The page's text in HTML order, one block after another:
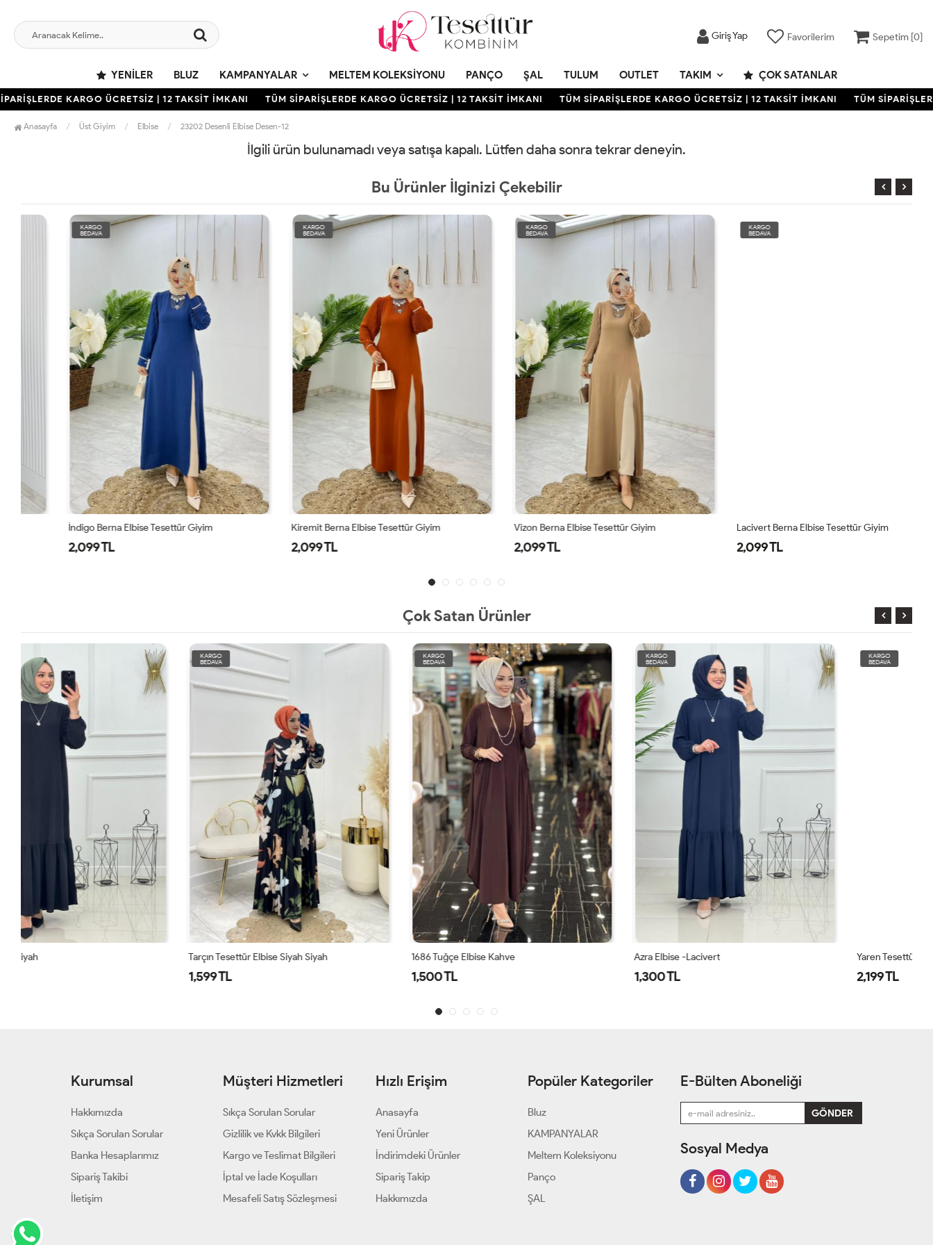
Giriş Yap Favorilerim Sepetim [0]
YENILER BLUZ KAMPANYALAR MELTEM KOLEKSIYONU PANÇO ŞAL TULUM OUTLET TAKIM ÇOK SATANLAR
KARGO ÜCRETSİZ | 12 TAKSİT İMKANI TÜM SİPARİŞLERDE KARGO ÜCRETSİZ | 12 TAKSİT İMKANI TÜM SİPARİŞLERDE KARGO ÜCRETSİZ | 12 TAKSİT İMKANI TÜM
Anasayfa Üst Giyim Elbise 23202 Desenli Elbise Desen-12
İlgili ürün bulunamadı veya satışa kapalı. Lütfen daha sonra tekrar deneyin.
Bu Ürünler İlginizi Çekebilir
İndigo Berna Elbise Tesettür Giyim
2,099 TL
Kiremit Berna Elbise Tesettür Giyim
2,099 TL
Vizon Berna Elbise Tesettür Giyim
2,099 TL
Lacivert Berna Elbise Tesettür Giyim
2,099 TL
Çok Satan Ürünler
KARGO
BEDAVA
Tarçın Tesettür Elbise Siyah Siyah
KARGO
BEDAVA
1686 Tuğçe Elbise Kahve
KARGO
BEDAVA
Azra Elbise -Lacivert
KARGO
BEDAVA
Yaren Tesettür Elbise Lacivert Lacivert
Kurumsal
Hakkımızda
Sıkça Sorulan Sorular
Banka Hesaplarımız
Sipariş Takibi
İletişim
Müşteri Hizmetleri
Sıkça Sorulan Sorular
Gizlilik ve Kvkk Bilgileri
Kargo ve Teslimat Bilgileri
İptal ve İade Koşulları
Mesafeli Satış Sözleşmesi
Hızlı Erişim
Anasayfa
Yeni Ürünler
İndirimdeki Ürünler
Sipariş Takip
Hakkımızda
Popüler Kategoriler
Bluz
KAMPANYALAR
Meltem Koleksiyonu
Panço
ŞAL
E-Bülten Aboneliği
Sosyal Medya